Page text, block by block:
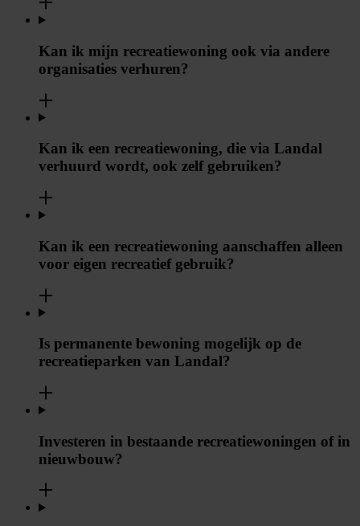
Kan ik mijn recreatiewoning ook via andere
organisaties verhuren?
Kan ik een recreatiewoning, die via Landal
verhuurd wordt, ook zelf gebruiken?
Kan ik een recreatiewoning aanschaffen alleen
voor eigen recreatief gebruik?
Is permanente bewoning mogelijk op de
recreatieparken van Landal?
Investeren in bestaande recreatiewoningen of in
nieuwbouw?